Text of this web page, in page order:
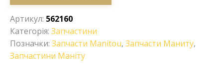
Артикул: 562160
Категорія: Запчастини
Позначки: Запчасти Manitou, Запчасти Маниту,
Запчастини Маніту